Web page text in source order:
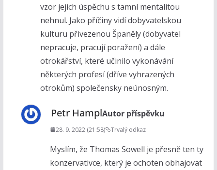
vzor jejich úspěchu s tamní mentalitou
nehnul. Jako příčiny vidí dobyvatelskou
kulturu přivezenou Španěly (dobyvatel
nepracuje, pracují poražení) a dále
otrokářství, které učinilo vykonávání
některých profesí (dříve vyhrazených
otrokům) společensky neúnosným.
Petr HamplAutor příspěvku
28. 9. 2022 (21:58) Trvalý odkaz
Myslím, že Thomas Sowell je přesně ten ty
konzervativce, který je ochoten obhajovat